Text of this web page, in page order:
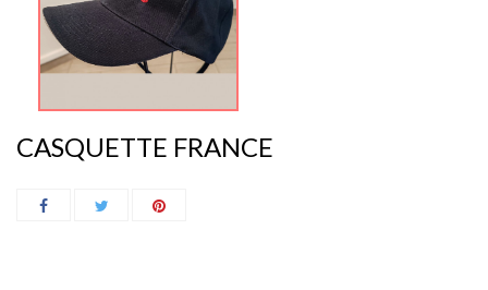
CASQUETTE FRANCE